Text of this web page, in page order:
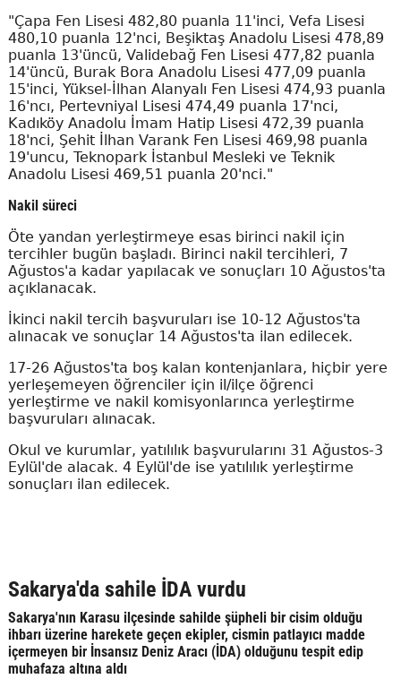
"Çapa Fen Lisesi 482,80 puanla 11'inci, Vefa Lisesi
480,10 puanla 12'nci, Beşiktaş Anadolu Lisesi 478,89
puanla 13'üncü, Validebağ Fen Lisesi 477,82 puanla
14'üncü, Burak Bora Anadolu Lisesi 477,09 puanla
15'inci, Yüksel-İlhan Alanyalı Fen Lisesi 474,93 puanla
16'ncı, Pertevniyal Lisesi 474,49 puanla 17'nci,
Kadıköy Anadolu İmam Hatip Lisesi 472,39 puanla
18'nci, Şehit İlhan Varank Fen Lisesi 469,98 puanla
19'uncu, Teknopark İstanbul Mesleki ve Teknik
Anadolu Lisesi 469,51 puanla 20'nci."
Nakil süreci
Öte yandan yerleştirmeye esas birinci nakil için
tercihler bugün başladı. Birinci nakil tercihleri, 7
Ağustos'a kadar yapılacak ve sonuçları 10 Ağustos'ta
açıklanacak.
İkinci nakil tercih başvuruları ise 10-12 Ağustos'ta
alınacak ve sonuçlar 14 Ağustos'ta ilan edilecek.
17-26 Ağustos'ta boş kalan kontenjanlara, hiçbir yere
yerleşemeyen öğrenciler için il/ilçe öğrenci
yerleştirme ve nakil komisyonlarınca yerleştirme
başvuruları alınacak.
Okul ve kurumlar, yatılılık başvurularını 31 Ağustos-3
Eylül'de alacak. 4 Eylül'de ise yatılılık yerleştirme
sonuçları ilan edilecek.
Sakarya'da sahile İDA vurdu
Sakarya'nın Karasu ilçesinde sahilde şüpheli bir cisim olduğu
ihbarı üzerine harekete geçen ekipler, cismin patlayıcı madde
içermeyen bir İnsansız Deniz Aracı (İDA) olduğunu tespit edip
muhafaza altına aldı